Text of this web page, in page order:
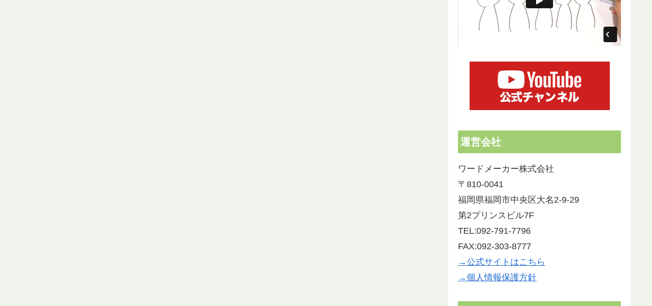
運営会社
ワードメーカー株式会社
〒810-0041
福岡県福岡市中央区大名2-9-29
第2プリンスビル7F
TEL:092-791-7796
FAX:092-303-8777
→公式サイトはこちら
→個人情報保護方針